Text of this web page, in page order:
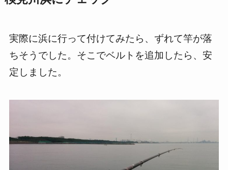
実際に浜に行って付けてみたら、ずれて竿が落
ちそうでした。そこでベルトを追加したら、安
定しました。